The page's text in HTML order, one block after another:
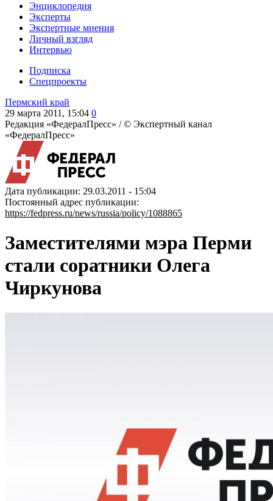
Энциклопедия
Эксперты
Экспертные мнения
Личный взгляд
Интервью
Подписка
Спецпроекты
Пермский край
29 марта 2011, 15:04 0
Редакция «ФедералПресс» /© Экспертный канал
«ФедералПресс»
Дата публикации: 29.03.2011 - 15:04
Постоянный адрес публикации:
https://fedpress.ru/news/russia/policy/1088865
Заместителями мэра Перми
стали соратники Олега
Чиркунова